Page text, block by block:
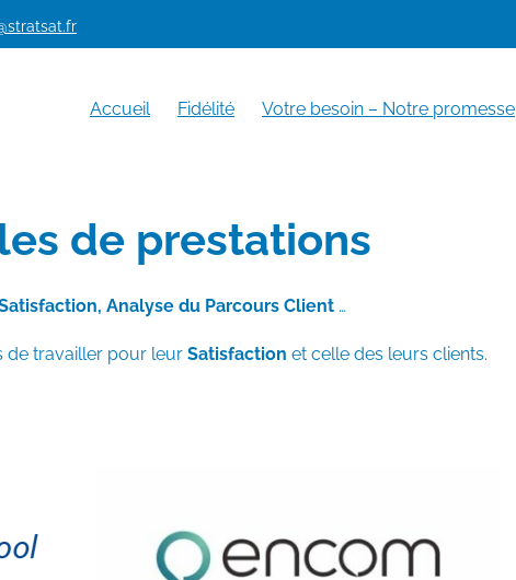
Accueil Fidélité Votre besoin – Notre promesse
de prestations
Analyse du Parcours Client…
travailler pour leur Satisfaction et celle des leurs clients.